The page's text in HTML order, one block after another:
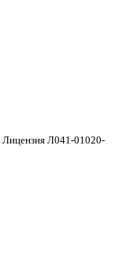
Лицензия Л041-01020-